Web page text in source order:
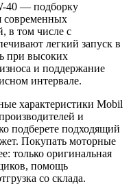
40 — подборку
современных
в том числе с
легкий запуск в
при высоких
и поддержание
интервале.
характеристики Mobil
и
подберете подходящий
Покупать моторные
только оригинальная
помощь
со склада.